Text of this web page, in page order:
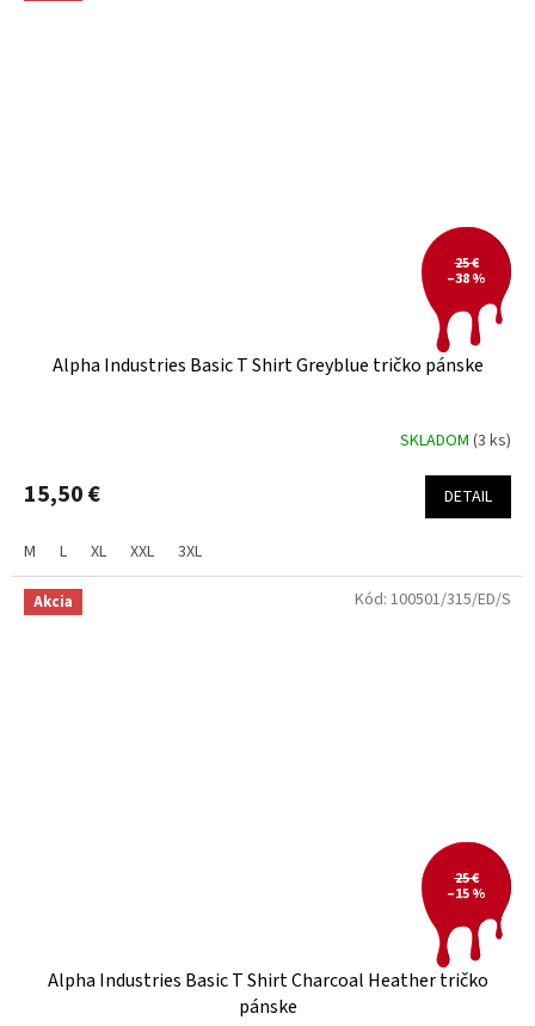
25 €
–38 %
Alpha Industries Basic T Shirt Greyblue tričko pánske
SKLADOM (3 ks)
15,50 € DETAIL
M L XL XXL 3XL
Akcia
25 €
–15 %
Alpha Industries Basic T Shirt Charcoal Heather tričko
pánske
Kód: 100501/315/ED/S